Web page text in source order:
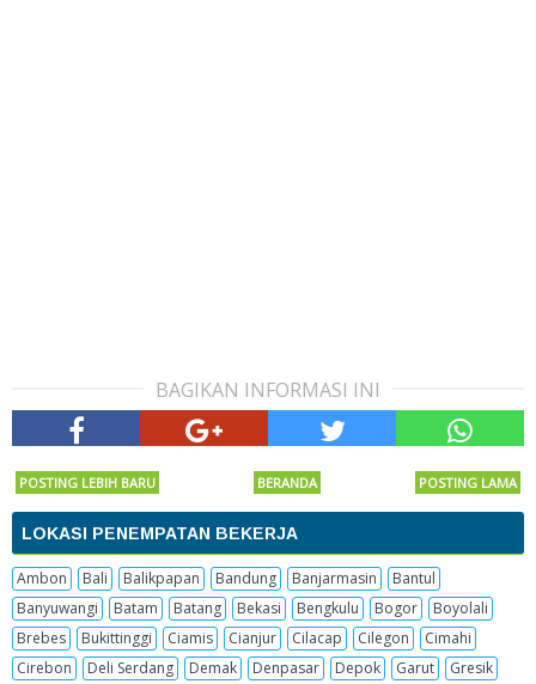
BAGIKAN INFORMASI INI
POSTING LEBIH BARU POSTING LAMA
BERANDA
LOKASI PENEMPATAN BEKERJA
Ambon Bali Balikpapan Bandung Banjarmasin
Bantul
Banyuwangi
Batam Batang Bekasi Bengkulu Bogor
Boyolali
Brebes
Bukittinggi Ciamis Cianjur Cilacap Cilegon
Cimahi
Cirebon
Deli Serdang Demak Denpasar Depok Garut
Gresik